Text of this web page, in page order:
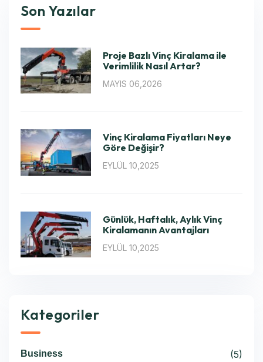
Son Yazılar
Proje Bazlı Vinç Kiralama ile
Verimlilik Nasıl Artar?
MAYIS 06,2026
Vinç Kiralama Fiyatları Neye
Göre Değişir?
EYLÜL 10,2025
Günlük, Haftalık, Aylık Vinç
Kiralamanın Avantajları
EYLÜL 10,2025
Kategoriler
Business (5)